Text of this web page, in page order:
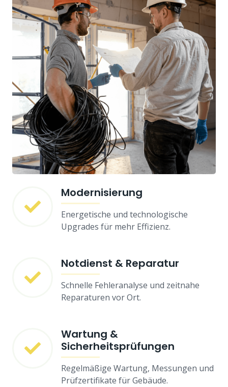
Modernisierung
Energetische und technologische
Upgrades für mehr Effizienz.
Notdienst & Reparatur
Schnelle Fehleranalyse und zeitnahe
Reparaturen vor Ort.
Wartung &
Sicherheitsprüfungen
Regelmäßige Wartung, Messungen und
Prüfzertifikate für Gebäude.